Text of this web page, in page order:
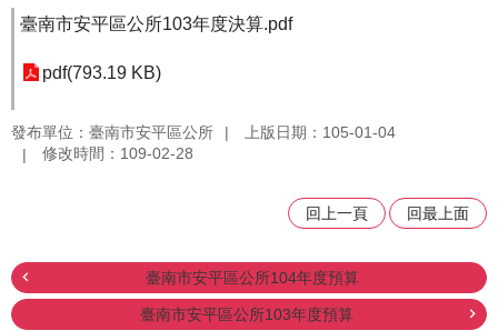
臺南市安平區公所103年度決算.pdf
pdf(793.19 KB)
發布單位：臺南市安平區公所
上版日期：105-01-04
修改時間：109-02-28
回上一頁 回最上面
臺南市安平區公所104年度預算
臺南市安平區公所103年度預算